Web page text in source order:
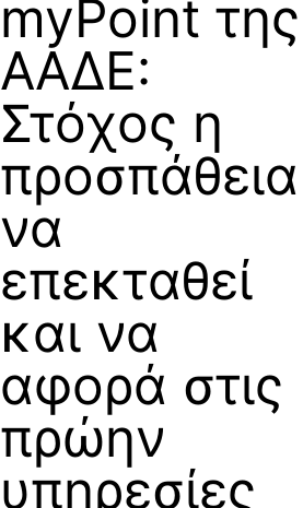
myPoint της
ΑΑΔΕ:
Στόχος η
προσπάθεια
να
επεκταθεί
και να
αφορά στις
πρώην
υπηρεσίες